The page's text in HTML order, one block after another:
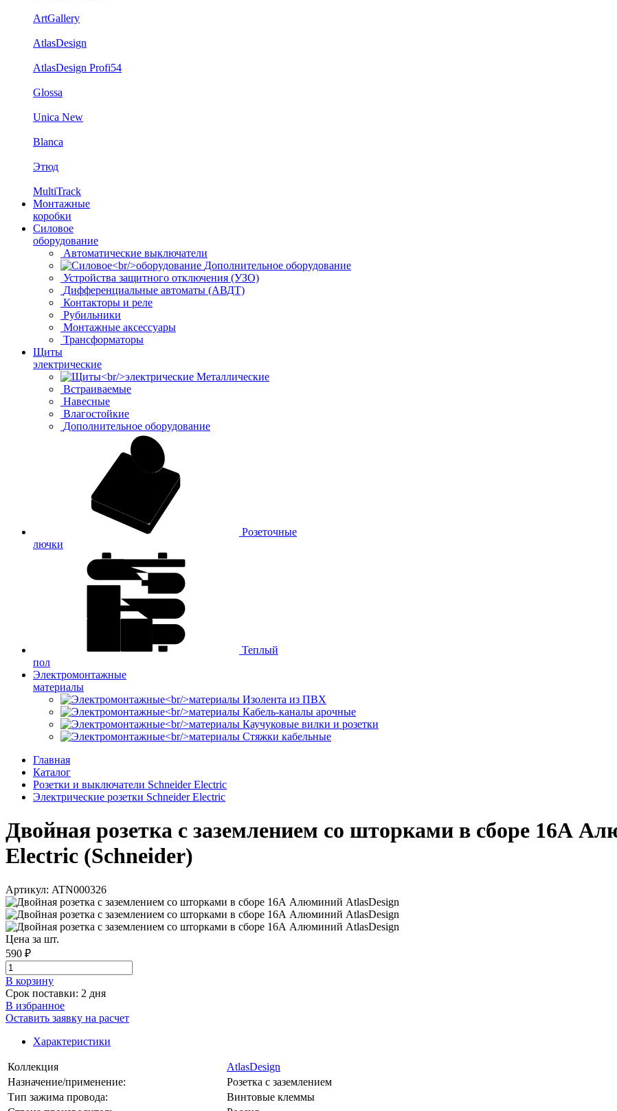
ArtGallery
AtlasDesign
AtlasDesign Profi54
Glossa
Unica New
Blanca
Этюд
MultiTrack
Монтажные
коробки
Силовое
оборудование
Автоматические выключатели
Дополнительное оборудование
Устройства защитного отключения (УЗО)
Дифференциальные автоматы (АВДТ)
Контакторы и реле
Рубильники
Монтажные аксессуары
Трансформаторы
Щиты
электрические
Металлические
Встраиваемые
Навесные
Влагостойкие
Дополнительное оборудование
Розеточные
лючки
Теплый
пол
Электромонтажные
материалы
Изолента из ПВХ
Кабель-каналы арочные
Каучуковые вилки и розетки
Стяжки кабельные
Главная
Каталог
Розетки и выключатели Schneider Electric
Электрические розетки Schneider Electric
Двойная розетка с заземлением со шторками в сборе 16А
Electric (Schneider)
Артикул: ATN000326
Цена за шт.
590 ₽
В корзинy
Срок поставки: 2 дня
В избранное
Оставить заявку на расчет
Характеристики
Коллекция
AtlasDesign
Назначение/применение:
Розетка с заземлением
Тип зажима провода:
Винтовые клеммы